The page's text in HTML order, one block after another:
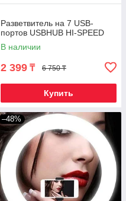
Разветвитель на 7 USB-
портов USBHUB HI-SPEED
В наличии
2 399 ₸ 6 750 ₸
Купить
–48%